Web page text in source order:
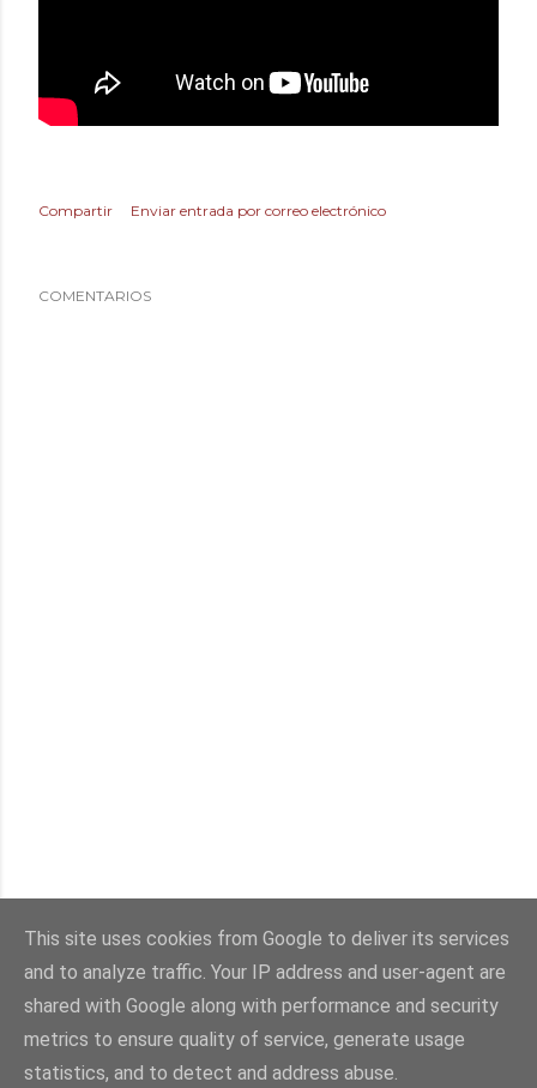
Compartir Enviar entrada por correo electrónico
COMENTARIOS
Con la tecnología de Blogger
Imágenes del tema:sebastian-julian
@viaestilo
This site uses cookies from Google to deliver its services
and to analyze traffic. Your IP address and user-agent are
shared with Google along with performance and security
metrics to ensure quality of service, generate usage
statistics, and to detect and address abuse.